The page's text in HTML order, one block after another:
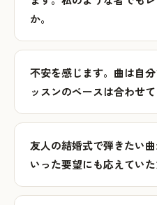
か。
不安を感じます。曲は自
ッスンのペースは合わせ
友人の結婚式で弾きたい
いった要望にも応えていた